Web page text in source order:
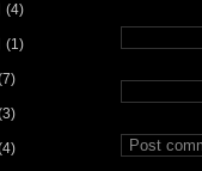
(4)
(1)